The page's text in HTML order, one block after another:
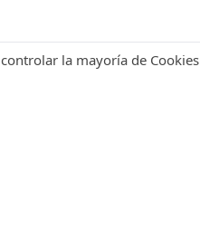
la mayoría de Cookies